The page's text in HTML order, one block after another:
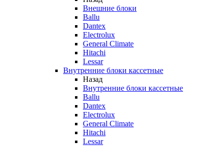
Внешние блоки
Ballu
Dantex
Electrolux
General Climate
Hitachi
Lessar
Внутренние блоки кассетные
Назад
Внутренние блоки кассетные
Ballu
Dantex
Electrolux
General Climate
Hitachi
Lessar